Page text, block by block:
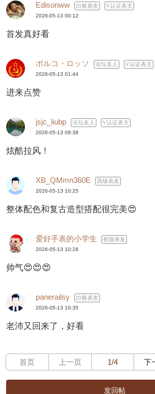
Edisonww 白银表友 认证表主
2026-05-13 00:12
首发真好看
ポルコ・ロッソ 论坛名人 认证表主
2026-05-13 01:44
进来点赞
jsjc_liubp 论坛名人 认证表主
2026-05-13 09:38
炫酷拉风！
XB_QMmn360E 高级表友
2026-05-13 10:25
整体配色和复古造型搭配很完美😍
爱好手表的小学生 初级表友
2026-05-13 10:28
帅气😍😍😍
panerailsy 白银表友
2026-05-13 10:35
老沛又回来了，好看
首页 上一页 1/4 下
发回帖